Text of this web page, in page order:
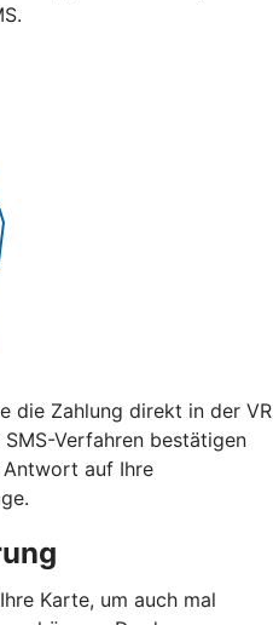
die Zahlung direkt in der VR
Verfahren bestätigen
Antwort auf Ihre
Karte, um auch mal